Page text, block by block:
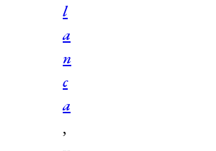
l
a
n
c
a
,